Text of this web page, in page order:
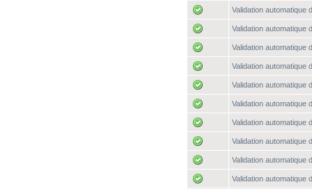
Validation automatique
Validation automatique
Validation automatique
Validation automatique
Validation automatique
Validation automatique
Validation automatique
Validation automatique
Validation automatique
Validation automatique